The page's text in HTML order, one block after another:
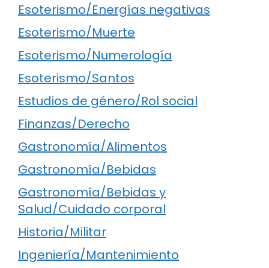
Esoterismo/Energías negativas
Esoterismo/Muerte
Esoterismo/Numerología
Esoterismo/Santos
Estudios de género/Rol social
Finanzas/Derecho
Gastronomía/Alimentos
Gastronomía/Bebidas
Gastronomía/Bebidas y
Salud/Cuidado corporal
Historia/Militar
Ingeniería/Mantenimiento